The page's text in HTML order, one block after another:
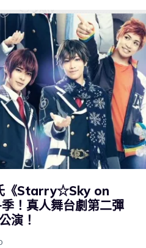
《Starry☆Sky on
！真人舞台劇第二彈
演！